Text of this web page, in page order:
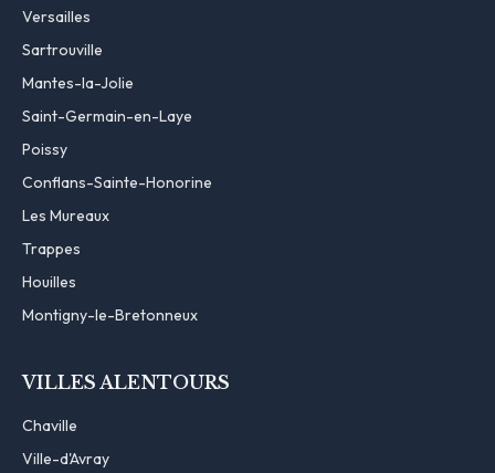
Versailles
Sartrouville
Mantes-la-Jolie
Saint-Germain-en-Laye
Poissy
Conflans-Sainte-Honorine
Les Mureaux
Trappes
Houilles
Montigny-le-Bretonneux
VILLES ALENTOURS
Chaville
Ville-d'Avray